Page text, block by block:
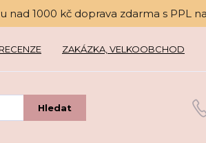
1000 kč doprava zdarma s PPL
RECENZE ZAKÁZKA, VELKOOBCHOD
Hledat